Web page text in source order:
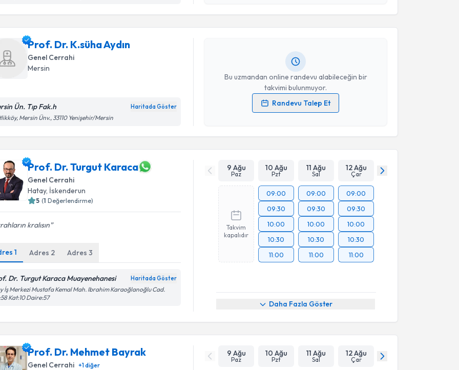
işlenmesini kabul ediyorum.
Prof. Dr. K.süha Aydın
Genel Cerrahi
Mersin
Ün. Tıp Fak.h Haritada Göster
Mersin Ünv., 33110 Yenişehir/Mersin
Bu uzmandan online randevu alabileceğin bir
takvimi bulunmuyor.
Randevu Talep Et
Kişisel verilerimin işlenmesine ilişkinAydınlatma Metni
işlenmesini kabul ediyorum.
Takvim Talebini Gönder
Prof. Dr. Turgut Karaca
Genel Cerrahi
Hatay, İskenderun
5 (1 Değerlendirme)
kralısın
1 Adres 2 Adres3
Dr. Turgut Karaca Muayenehanesi Haritada Göster
İş Merkezi Mustafa Kemal Mah. Ibrahim Karaoğlanoğlu Cad.
Kat:10 Daire:57
9 Ağu
Paz
10 Ağu
Pzt
11 Ağu
Sal
12 Ağu
Çar
Takvim
kapalıdır
09:00
09:30
10:00
10:30
11:00
09:00
09:30
10:00
10:30
11:00
09:00
09:30
10:00
10:30
11:00
Daha Fazla Göster
Prof. Dr. Mehmet Bayrak
Genel Cerrahi +1diğer
9 Ağu
Paz
10 Ağu
Pzt
11 Ağu
Sal
12 Ağu
Çar